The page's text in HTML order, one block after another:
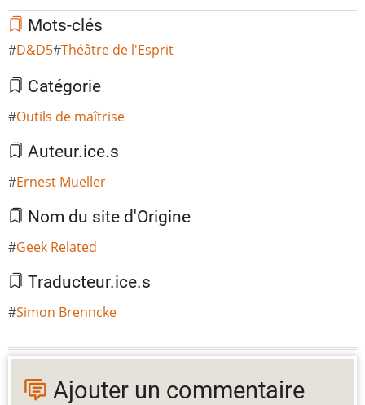
Mots-clés
D&D5 Théâtre de l'Esprit
Catégorie
Outils de maîtrise
Auteur.ice.s
Ernest Mueller
Nom du site d'Origine
Geek Related
Traducteur.ice.s
Simon Brenncke
Ajouter un commentaire